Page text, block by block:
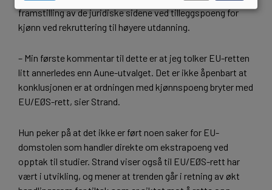
framstilling av de juridiske sidene ved tilleggspoeng for
kjønn ved rekruttering til høyere utdanning.
– Min første kommentar til dette er at jeg tolker EU-retten
litt annerledes enn Aune-utvalget. Det er ikke åpenbart at
konklusjonen er at ordningen med kjønnspoeng bryter med
EU/EØS-rett, sier Strand.
Hun peker på at det ikke er ført noen saker for EU-
domstolen som handler direkte om ekstrapoeng ved
opptak til studier. Strand viser også til EU/EØS-rett har
vært i utvikling, og mener at trenden går i retning av økt